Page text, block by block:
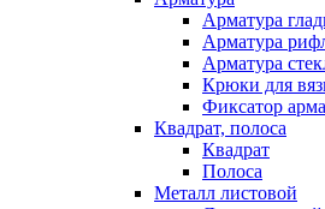
Арматура
Арматура
Арматура
Крюки для
Фиксатор
Квадрат, полоса
Квадрат
Полоса
Металл листовой